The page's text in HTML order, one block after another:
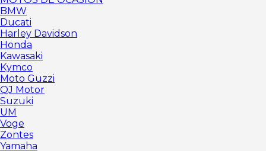
BMW
Ducati
Harley Davidson
Honda
Kawasaki
Kymco
Moto Guzzi
QJ Motor
Suzuki
UM
Voge
Zontes
Yamaha